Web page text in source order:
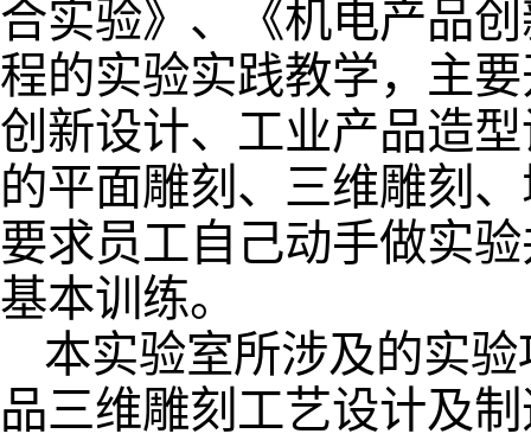
合实验》、《机电产品
程的实验实践教学，主
创新设计、工业产品造
的平面雕刻、三维雕刻
要求员工自己动手做实
基本训练。
本实验室所涉及的实
品三维雕刻工艺设计及